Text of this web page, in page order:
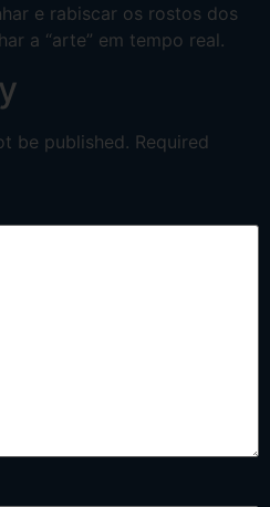
e rabiscar os rostos dos
a “arte” em tempo real.
be published. Required